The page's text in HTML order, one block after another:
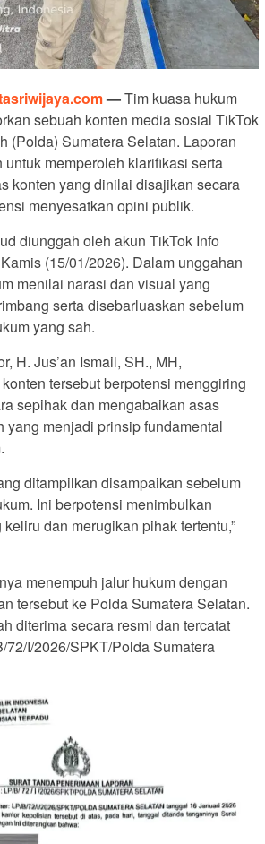
—Tim kuasa hukum
sebuah konten media sosial TikTok
(Polda) Sumatera Selatan. Laporan
memperoleh klarifikasi serta
konten yang dinilai disajikan secara
menyesatkan opini publik.
diunggah oleh akun TikTok Info
(15/01/2026). Dalam unggahan
menilai narasi dan visual yang
serta disebarluaskan sebelum
yang sah.
H. Jus’an Ismail, SH., MH,
tersebut berpotensi menggiring
sepihak dan mengabaikan asas
yang menjadi prinsip fundamental
ditampilkan disampaikan sebelum
Ini berpotensi menimbulkan
dan merugikan pihak tertentu,”
menempuh jalur hukum dengan
tersebut ke Polda Sumatera Selatan.
diterima secara resmi dan tercatat
72/I/2026/SPKT/Polda Sumatera